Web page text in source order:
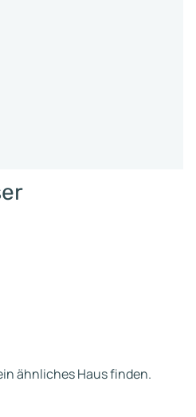
ähnliches Haus finden.